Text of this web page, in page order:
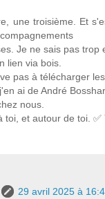
une troisième. Et
Je ne sais pas trop
lien via bois.
pas à télécharger
ai de André
nous.
toi, et autour de toi. ✅
29 avril 2025 à